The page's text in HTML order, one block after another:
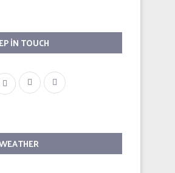
IN TOUCH